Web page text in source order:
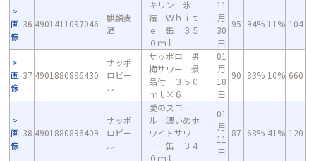
画
像
36 4901411097046
麒麟麦
酒
キリン 氷
結 Ｗｈｉｔ
ｅ 缶 ３５
０ｍｌ
11
月
30
日
95 94% 11% 104
画
像
37 4901880896430
サッポ
ロビー
ル
サッポロ 男
梅サワー 景
品付 ３５０
ｍｌ×６
01
月
18
日
90 83% 10% 660
画
像
38 4901880896409
サッポ
ロビー
ル
愛のスコー
ル 濃いめホ
ワイトサワ
ー 缶 ３４
０ｍｌ
01
月
11
日
87 68% 41% 120